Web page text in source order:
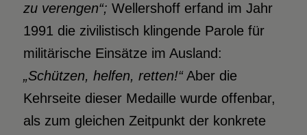
zu verengen“; Wellershoff erfand im Jahr
1991 die zivilistisch klingende Parole für
militärische Einsätze im Ausland:
„Schützen, helfen, retten!“Aber die
Kehrseite dieser Medaille wurde offenbar,
als zum gleichen Zeitpunkt der konkrete